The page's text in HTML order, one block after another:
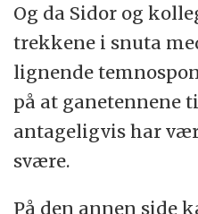
Og da Sidor og
trekkene i snuta
lignende
på at ganetennene
antageligvis har
svære.
På den annen side